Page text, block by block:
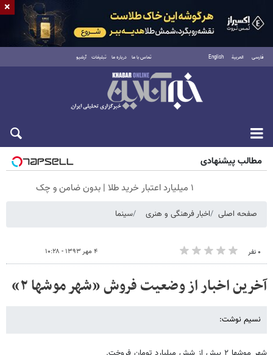
فارسی العربية English تماس با ما درباره ما تبلیغات آرشیو
جمعه ۱۶ مرداد ۱۴۰۵
مطالب پیشنهادی
۱ میلیارد اعتبار خرید طلا | بدون ضامن و چک
صفحه اصلی اخبار فرهنگی و هنری سینما
۰ نفر ۴ مهر ۱۳۹۳ - ۱۰:۲۸
آخرین اخبار از وضعیت فروش «شهر موشها ۲»
نسیم نوشت:
×